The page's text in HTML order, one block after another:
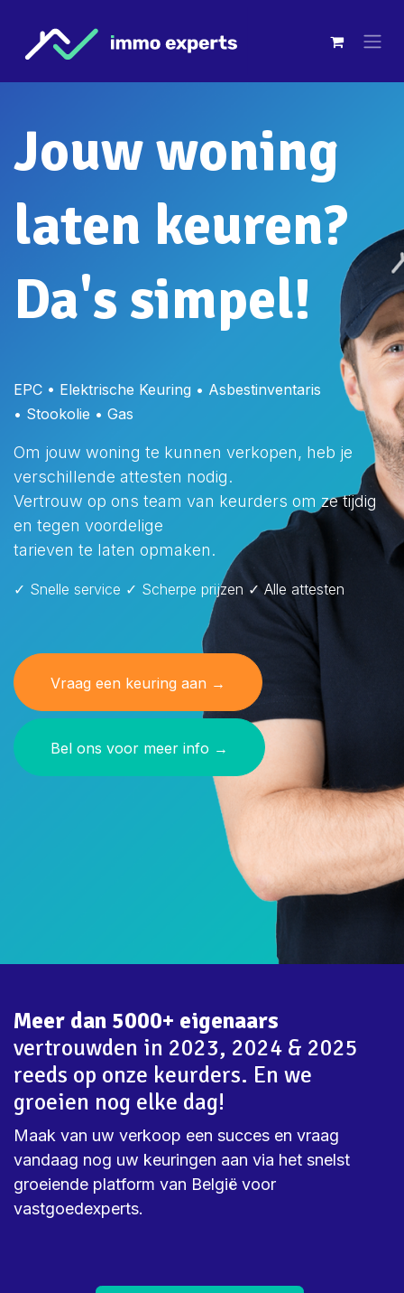
Jouw woning
laten keuren?
Da's simpel!
EPC • Elektrische Keuring • Asbestinventaris
• Stookolie • Gas
Om jouw woning te kunnen verkopen, heb je
verschillende attesten nodig.
Vertrouw op​ ons team van keurders om ze tijdig
en tegen voordelige
tarieven te laten opmaken.
✓ Snelle service ✓ Scherpe prijzen ✓ Alle attesten
​​Vraag een keuring aan →
​Bel ons voor meer info →
Meer dan 5000+ eigenaars
vertrouwden in 2023, 2024 & 2025
reeds op onze keurders. En we
groeien nog elke dag!
Maak van uw verkoop een succes en vraag
vandaag nog uw keuringen aan via het snelst
groeiende platform van België voor
vastgoedexperts.